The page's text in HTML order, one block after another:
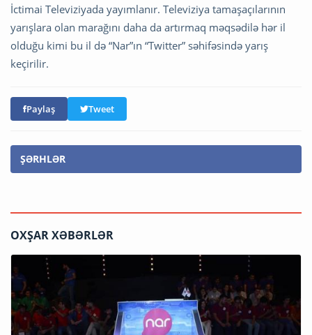
İctimai Televiziyada yayımlanır. Televiziya tamaşaçılarının
yarışlara olan marağını daha da artırmaq məqsədilə hər il
olduğu kimi bu il də “Nar”ın “Twitter” səhifəsində yarış
keçirilir.
Paylaş Tweet
ŞƏRHLƏR
OXŞAR XƏBƏRLƏR